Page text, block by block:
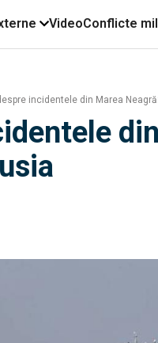
VideoConflicte
incidentele din Marea